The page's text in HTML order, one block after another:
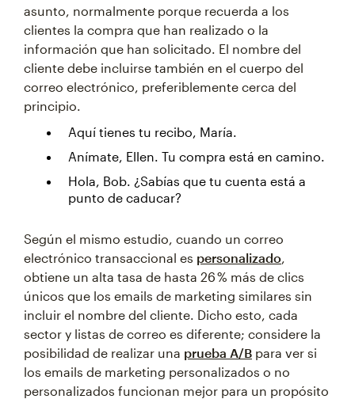
asunto, normalmente porque recuerda a los
clientes la compra que han realizado o la
información que han solicitado. El nombre del
cliente debe incluirse también en el cuerpo del
correo electrónico, preferiblemente cerca del
principio.
Aquí tienes tu recibo, María.
Anímate, Ellen. Tu compra está en camino.
Hola, Bob. ¿Sabías que tu cuenta está a
punto de caducar?
Según el mismo estudio, cuando un correo
electrónico transaccional es personalizado
obtiene un alta tasa de hasta 26 % más de clics
únicos que los emails de marketing similares sin
incluir el nombre del cliente. Dicho esto, cada
sector y listas de correo es diferente; considere la
posibilidad de realizar una prueba A/B para ver si
los emails de marketing personalizados o no
personalizados funcionan mejor para un propósito